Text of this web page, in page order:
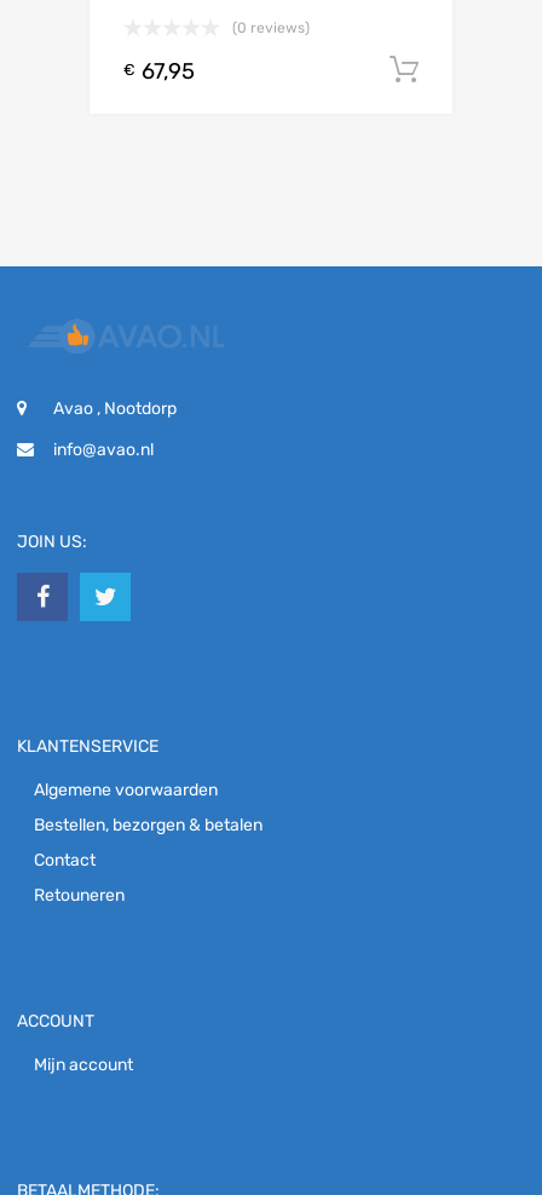
(0 reviews)
€ 67,95
Avao , Nootdorp
info@avao.nl
JOIN US:
KLANTENSERVICE
Algemene voorwaarden
Bestellen, bezorgen & betalen
Contact
Retouneren
ACCOUNT
Mijn account